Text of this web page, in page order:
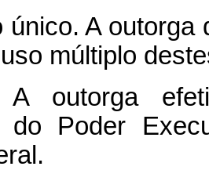
único. A
múltiplo
outorga
do Poder